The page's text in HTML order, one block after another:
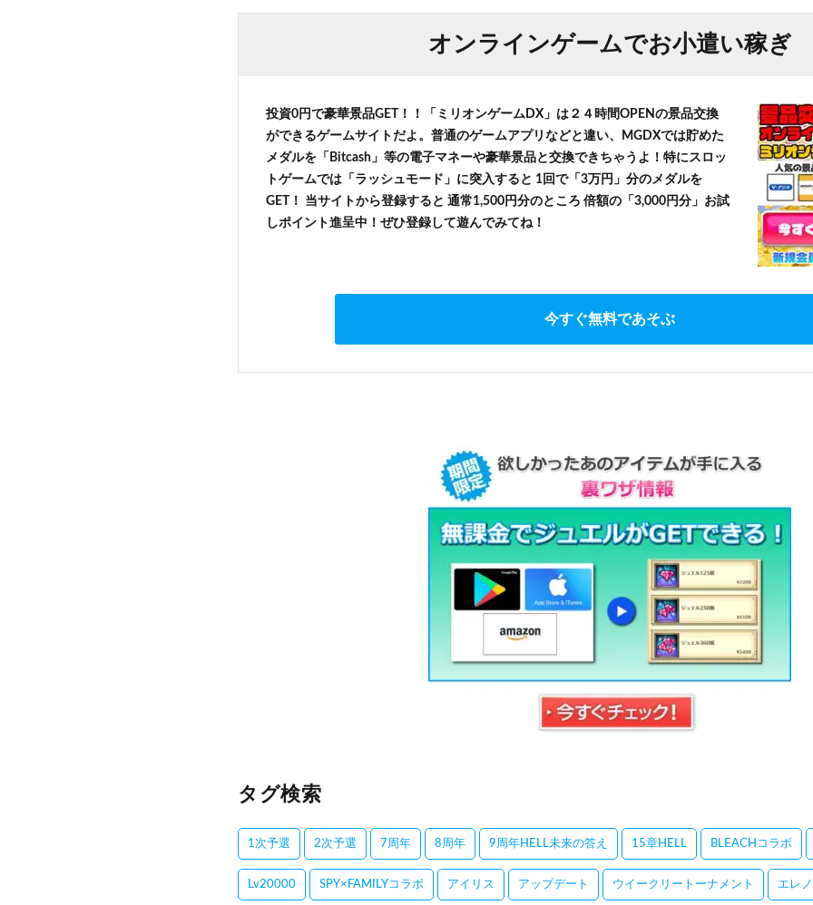
オンラインゲームでお小遣い稼ぎ
投資0円で豪華景品GET！！「ミリオンゲームDX」は２４時間OPENの景品交換
ができるゲームサイトだよ。普通のゲームアプリなどと違い、MGDXでは貯めた
メダルを「Bitcash」等の電子マネーや豪華景品と交換できちゃうよ！特にスロッ
トゲームでは「ラッシュモード」に突入すると 1回で「3万円」分のメダルを
GET！ 当サイトから登録すると 通常1,500円分のところ 倍額の「3,000円分」お試
しポイント進呈中！ぜひ登録して遊んでみてね！
今すぐ無料であそぶ
タグ検索
1次予選 2次予選 7周年 8周年 9周年HELL未来の答え 15章HELL BLEACHコラボ
Lv20000 SPY×FAMILYコラボ アイリス アップデート ウイークリートーナメント エレ